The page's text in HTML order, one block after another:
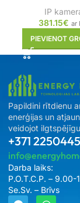
IP
381.15€ ar
PIEVIENOT
Papildini rītdienu
enerģijas un
veidojot
+371
Darba laiks:
P.O.T.C.P. – 9.00-
Se.Sv. – Brīvs